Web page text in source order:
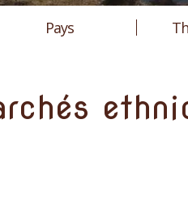
Pays